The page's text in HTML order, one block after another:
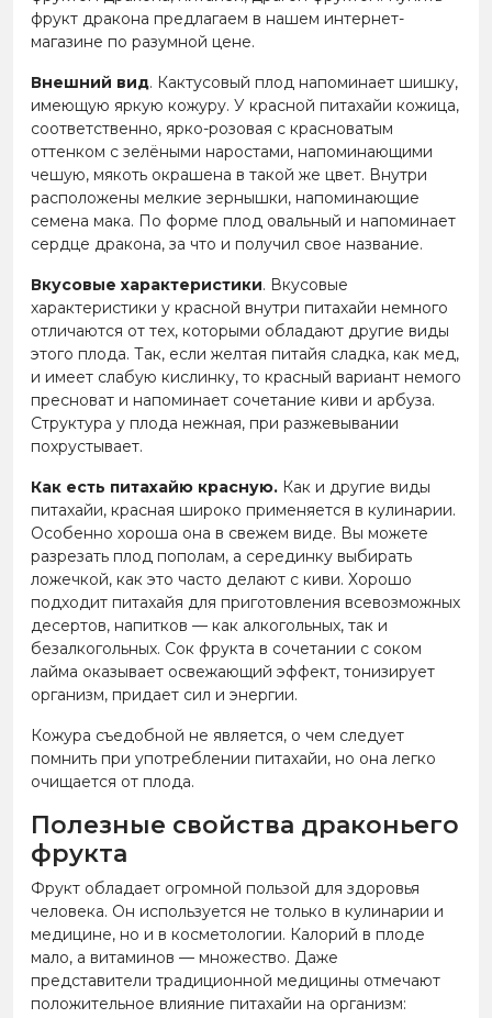
фрукт дракона предлагаем в нашем интернет-
магазине по разумной цене.
Внешний вид. Кактусовый плод напоминает шишку,
имеющую яркую кожуру. У красной питахайи кожица,
соответственно, ярко-розовая с красноватым
оттенком с зелёными наростами, напоминающими
чешую, мякоть окрашена в такой же цвет. Внутри
расположены мелкие зернышки, напоминающие
семена мака. По форме плод овальный и напоминает
сердце дракона, за что и получил свое название.
Вкусовые характеристики. Вкусовые
характеристики у красной внутри питахайи немного
отличаются от тех, которыми обладают другие виды
этого плода. Так, если желтая питайя сладка, как мед,
и имеет слабую кислинку, то красный вариант немого
пресноват и напоминает сочетание киви и арбуза.
Структура у плода нежная, при разжевывании
похрустывает.
Как есть питахайю красную. Как и другие виды
питахайи, красная широко применяется в кулинарии.
Особенно хороша она в свежем виде. Вы можете
разрезать плод пополам, а серединку выбирать
ложечкой, как это часто делают с киви. Хорошо
подходит питахайя для приготовления всевозможных
десертов, напитков — как алкогольных, так и
безалкогольных. Сок фрукта в сочетании с соком
лайма оказывает освежающий эффект, тонизирует
организм, придает сил и энергии.
Кожура съедобной не является, о чем следует
помнить при употреблении питахайи, но она легко
очищается от плода.
Полезные свойства драконьего
фрукта
Фрукт обладает огромной пользой для здоровья
человека. Он используется не только в кулинарии и
медицине, но и в косметологии. Калорий в плоде
мало, а витаминов — множество. Даже
представители традиционной медицины отмечают
положительное влияние питахайи на организм: